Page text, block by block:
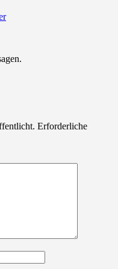
Erforderliche